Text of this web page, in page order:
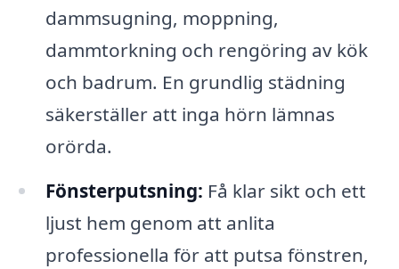
dammsugning, moppning,
dammtorkning och rengöring av kök
och badrum. En grundlig städning
säkerställer att inga hörn lämnas
orörda.
Fönsterputsning: Få klar sikt och ett
ljust hem genom att anlita
professionella för att putsa fönstren,